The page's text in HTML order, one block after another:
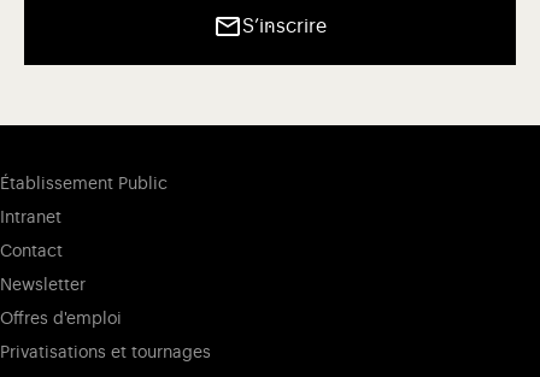
S’inscrire
Établissement Public
Intranet
Contact
Newsletter
Offres d'emploi
Privatisations et tournages